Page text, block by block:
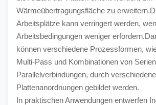
Wärmeübertragungsfläche zu
Arbeitsplätze kann verringert werden,
Arbeitsbedingungen weniger
können verschiedene Prozessformen,
Multi-Pass und Kombinationen von
Parallelverbindungen, durch verschiedene
Plattenanordnungen gebildet werden.
In praktischen Anwendungen entwerfen